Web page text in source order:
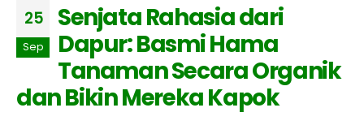
25
Sep
Senjata Rahasia dari
Dapur: Basmi Hama
Tanaman Secara Organik
dan Bikin Mereka Kapok